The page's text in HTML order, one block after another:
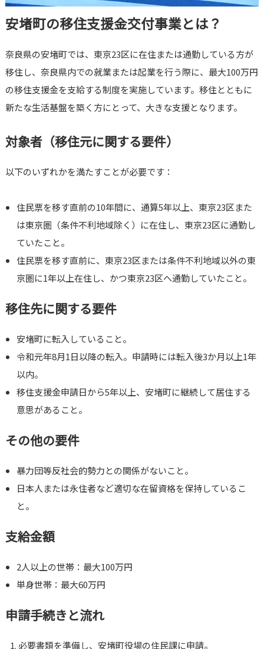
安堵町の移住支援金交付事業とは？
奈良県の安堵町では、東京23区に在住または通勤している方が
移住し、奈良県内での就業または起業を行う際に、最大100万円
の移住支援金を支給する制度を実施しています。移住とともに
新たな生活基盤を築く方にとって、大きな支援となります。
対象者（移住元に関する要件）
以下のいずれかを満たすことが必要です：
住民票を移す直前の10年間に、通算5年以上、東京23区また
は東京圏（条件不利地域除く）に在住し、東京23区に通勤し
ていたこと。
住民票を移す直前に、東京23区または条件不利地域以外の東
京圏に1年以上在住し、かつ東京23区へ通勤していたこと。
移住先に関する要件
安堵町に転入していること。
令和元年8月1日以降の転入。申請時には転入後3か月以上1年
以内。
移住支援金申請日から5年以上、安堵町に継続して居住する
意思があること。
その他の要件
暴力団等反社会的勢力との関係がないこと。
日本人または永住者など適切な在留資格を保持しているこ
と。
支給金額
2人以上の世帯：最大100万円
単身世帯：最大60万円
申請手続きと流れ
必要書類を準備し、安堵町役場の住民課に申請。